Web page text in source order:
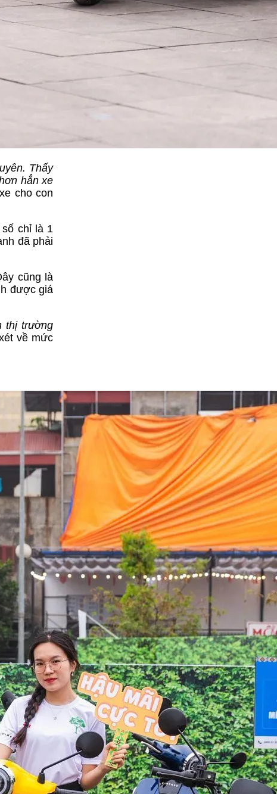
Thấy
hẳn xe
cho con
chỉ là 1
đã phải
cũng là
được giá
thị trường
về mức